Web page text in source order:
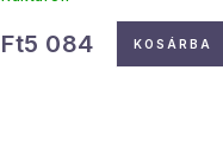
Ft5 084 KOSÁRBA